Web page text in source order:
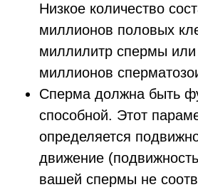
Низкое количество
миллионов половых
миллилитр спермы
миллионов
Сперма должна быть
способной. Этот
определяется
движение
вашей спермы не